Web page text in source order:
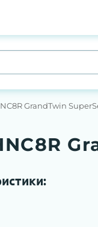
GrandTwin